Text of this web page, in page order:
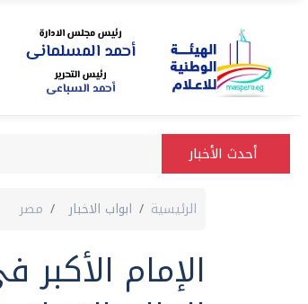
أحدث الأخبار
الرئيسية ابواب الاخبار مصر
الإمام